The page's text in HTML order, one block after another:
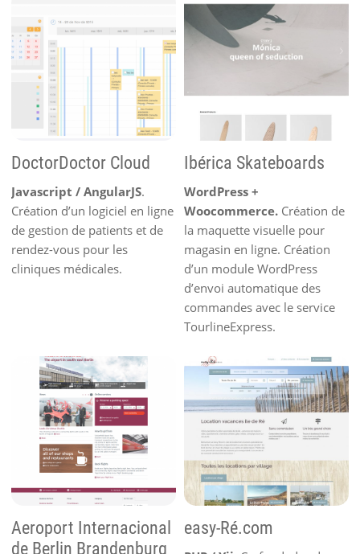
DoctorDoctor Cloud
Javascript / AngularJS.
Création d’un logiciel en ligne
de gestion de patients et de
rendez-vous pour les
cliniques médicales.
Ibérica Skateboards
WordPress +
Woocommerce.Création de
la maquette visuelle pour
magasin en ligne. Création
d’un module WordPress
d’envoi automatique des
commandes avec le service
TourlineExpress.
Aeroport Internacional
de Berlin Brandenburg
easy-Ré.com